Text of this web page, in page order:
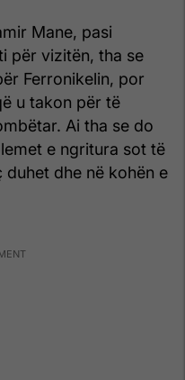
Mane, pasi
për vizitën, tha se
Ferronikelin, por
u takon për të
Ai tha se do
e ngritura sot të
dhe në kohën e